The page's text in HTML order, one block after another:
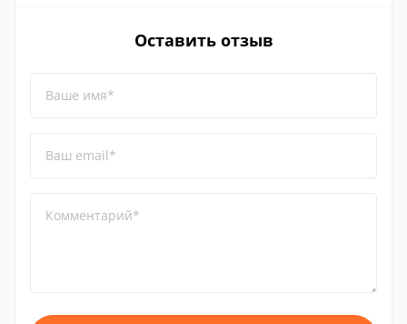
Оставить отзыв
Ваше имя*
Ваш email*
Комментарий*